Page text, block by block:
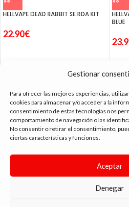
Gestionar
Para ofrecer las mejores experiencias,
cookies para almacenar y/o acceder a la
consentimiento de estas tecnologías nos
comportamiento de navegación o las
No consentir o retirar el consentimiento,
ciertas características y funciones.
Aceptar
Denegar
HELLVAPE DEAD RABBIT SE RDA KIT
22.90€
BLUE
tienda vapeo málaga